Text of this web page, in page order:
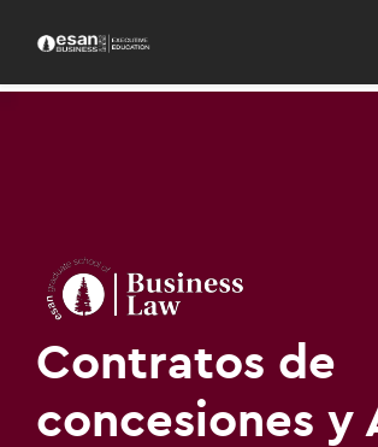
Contratos de
concesiones y